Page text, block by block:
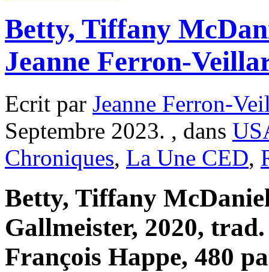
Betty, Tiffany
Jeanne Ferron-
Ecrit par Jeanne Ferron-
Septembre 2023. , dans
Chroniques, La Une CED,
Betty, Tiffany
Gallmeister, 2020,
François Happe, 480